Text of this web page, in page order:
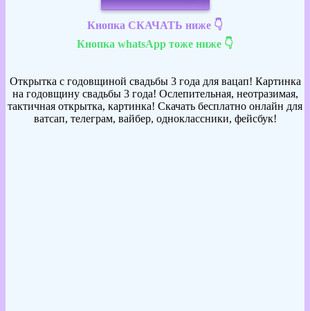
Кнопка СКАЧАТЬ ниже 👇
Кнопка whatsApp тоже ниже 👇
Открытка с годовщиной свадьбы 3 года для вацап! Картинка
на годовщину свадьбы 3 года! Ослепительная, неотразимая,
тактичная открытка, картинка! Скачать бесплатно онлайн для
ватсап, телеграм, вайбер, одноклассники, фейсбук!